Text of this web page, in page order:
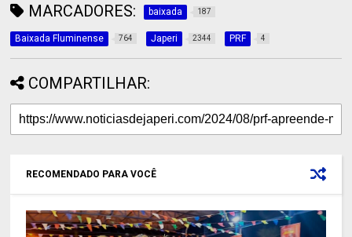
MARCADORES: baixada 187
Baixada Fluminense 764 Japeri 2344 PRF 4
COMPARTILHAR:
RECOMENDADO PARA VOCÊ